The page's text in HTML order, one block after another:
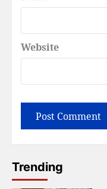
Website
Trending